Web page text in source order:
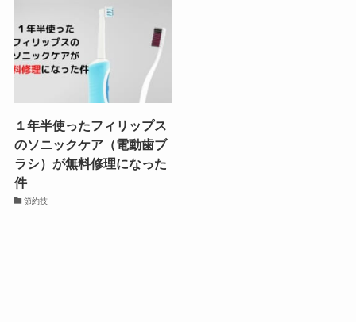
１年半使ったフィリップス
のソニックケア（電動歯ブ
ラシ）が無料修理になった
件
節約技